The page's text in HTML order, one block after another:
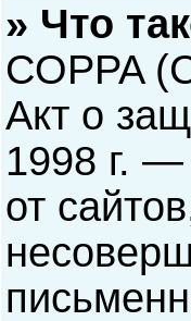
» Что
COPPA
Акт о
1998 г.
от